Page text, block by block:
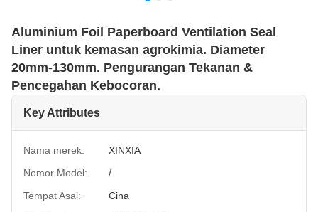
Aluminium Foil Paperboard Ventilation Seal
Liner untuk kemasan agrokimia. Diameter
20mm-130mm. Pengurangan Tekanan &
Pencegahan Kebocoran.
Key Attributes
Nama merek:
XINXIA
Nomor Model:
/
Tempat Asal:
Cina